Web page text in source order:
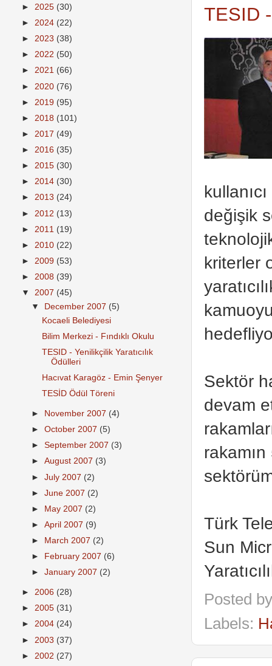
TESID
değişik
kriterler
Sektör
devam
Türk
Sun
Posted
Labels:
► 2025 (30)
► 2024 (22)
► 2023 (38)
► 2022 (50)
► 2021 (66)
► 2020 (76)
► 2019 (95)
► 2018 (101)
► 2017 (49)
► 2016 (35)
► 2015 (30)
► 2014 (30)
► 2013 (24)
► 2012 (13)
► 2011 (19)
► 2010 (22)
► 2009 (53)
► 2008 (39)
▼ 2007 (45)
▼
December 2007 (5)
Kocaeli Belediyesi
Bilim Merkezi - Fındıklı Okulu
TESID - Yenilikçilik Yaratıcılık
Ödülleri
Hacıvat Karagöz - Emin Şenyer
TESİD Ödül Töreni
► November 2007 (4)
►October 2007 (5)
►September 2007 (3)
►August 2007 (3)
►July 2007 (2)
►June 2007 (2)
►
May 2007 (2)
►April 2007 (9)
►
March 2007 (2)
►
February 2007 (6)
►January 2007 (2)
► 2006 (28)
► 2005 (31)
► 2004 (24)
► 2003 (37)
► 2002 (27)